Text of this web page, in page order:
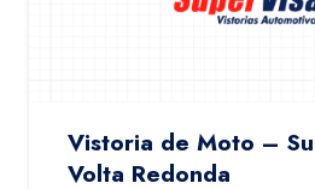
Vistoria de Moto –
Volta Redonda